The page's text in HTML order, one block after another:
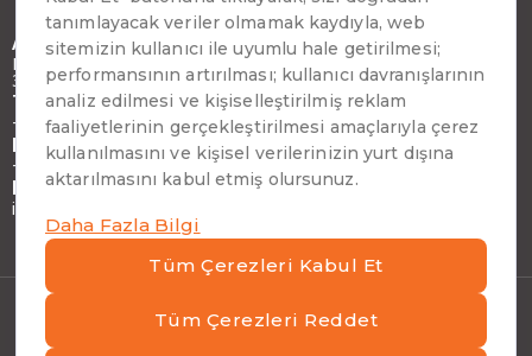
Adres
Emirhan Cad. No:109 Kat:9 Atakule,
34349 Beşiktaş, İstanbul, Türkiye
Telefon
+90 (212) 310 65 00
Faks
+90 (212) 310 65 64
E-posta
info@atptech.com
Kişisel Verilerin Korunması|Bilgi Güvenliği Politikası
Bilgi Toplumu Hizmetleri